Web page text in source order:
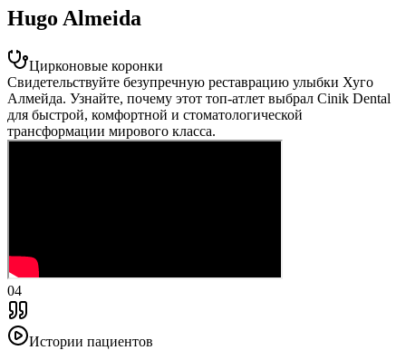
Hugo Almeida
Цирконовые коронки
Свидетельствуйте безупречную реставрацию улыбки Хуго
Алмейда. Узнайте, почему этот топ-атлет выбрал Cinik Dental
для быстрой, комфортной и стоматологической
трансформации мирового класса.
04
Истории пациентов